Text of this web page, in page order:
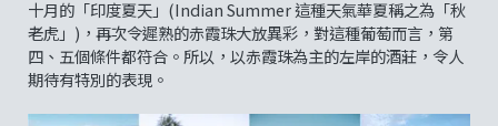
十月的「印度夏天」(Indian Summer 這種天氣華夏稱之為「秋
老虎」)，再次令遲熟的赤霞珠大放異彩，對這種葡萄而言，第
四、五個條件都符合。所以，以赤霞珠為主的左岸的酒莊，令人
期待有特別的表現。